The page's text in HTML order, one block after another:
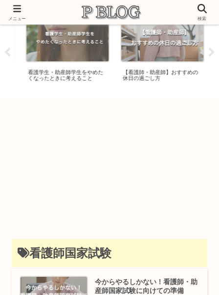
看護学生・助産師学生をやめた
くなったときに考えること
【看護師・助産師】おすすめの
休日の過ごし方
看護師国家試験
今からやるしかない！看護師・助
産師国家試験に向けての準備
メニュー 検索